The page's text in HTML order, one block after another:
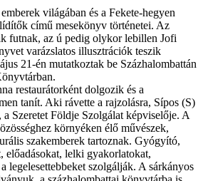
világában és a Fekete-hegyen
című mesekönyv történetei. Az
futnak, az ú pedig olykor lebillen Jofi
varázslatos illusztrációk teszik
21-én mutatkoztak be Százhalombattán
restaurátorként dolgozik és a
tanít. Aki rávette a rajzolásra, Sípos (S)
a Szeretet Földje Szolgálat képviselője. A
környéken élő művészek,
szakemberek tartoznak. Gyógyító,
előadásokat, lelki gyakorlatokat,
legelesettebbeket szolgálják. A sárkányos